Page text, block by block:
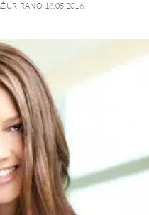
18.05.2016.